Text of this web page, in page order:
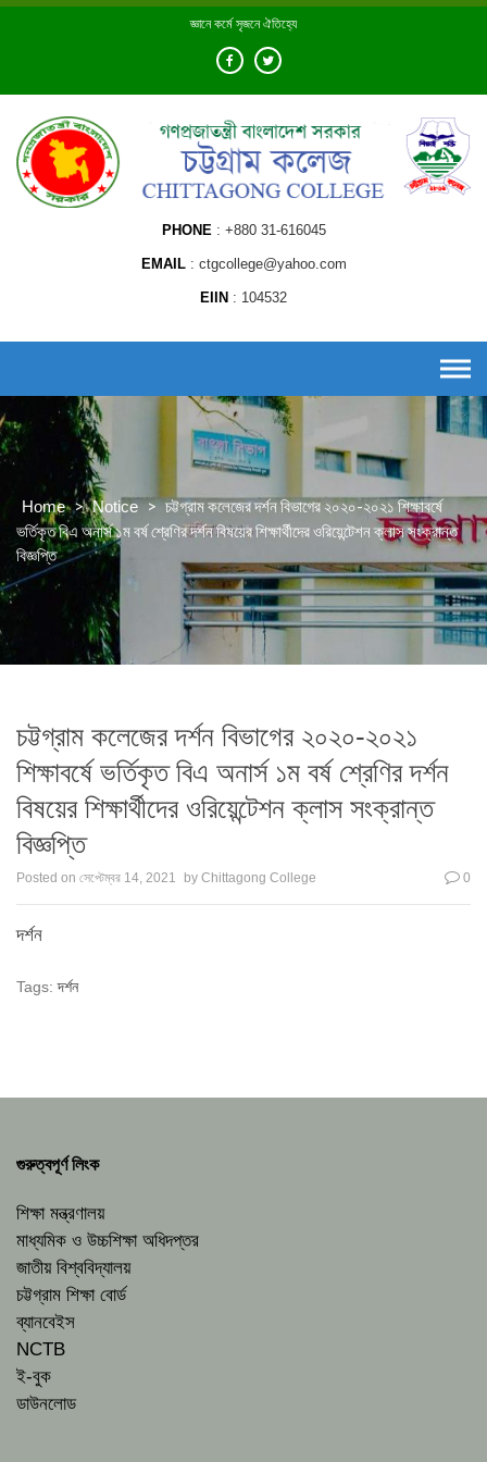
Skip
জ্ঞানে কর্মে সৃজনে ঐতিহ্যে
PHONE +880 31-616045
EMAIL ctgcollege@yahoo.com
EIIN 104532
Home > Notice > চট্টগ্রাম কলেজের দর্শন বিভাগের ২০২০-২০২১ শিক্ষাবর্ষে
ভর্তিকৃত বিএ অনার্স ১ম বর্ষ শ্রেণির দর্শন বিষয়ের শিক্ষার্থীদের ওরিয়েন্টেশন ক্লাস সংক্রান্ত
বিজ্ঞপ্তি
চট্টগ্রাম কলেজের দর্শন বিভাগের ২০২০-২০২১
শিক্ষাবর্ষে ভর্তিকৃত বিএ অনার্স ১ম বর্ষ শ্রেণির দর্শন
বিষয়ের শিক্ষার্থীদের ওরিয়েন্টেশন ক্লাস সংক্রান্ত
বিজ্ঞপ্তি
Posted on সেপ্টেম্বর 14, 2021 by Chittagong College 0
দর্শন
Tags:দর্শন
গুরুত্বপূর্ণ লিংক
শিক্ষা মন্ত্রণালয়
মাধ্যমিক ও উচ্চশিক্ষা অধিদপ্তর
জাতীয় বিশ্ববিদ্যালয়
চট্টগ্রাম শিক্ষা বোর্ড
ব্যানবেইস
NCTB
ই-বুক
ডাউনলোড